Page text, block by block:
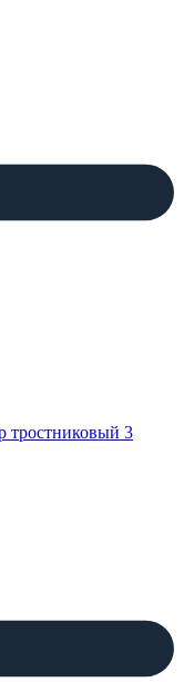
тростниковый 3